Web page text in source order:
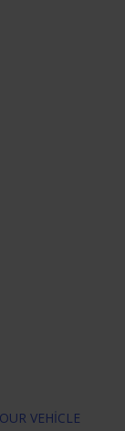
VEHICLE